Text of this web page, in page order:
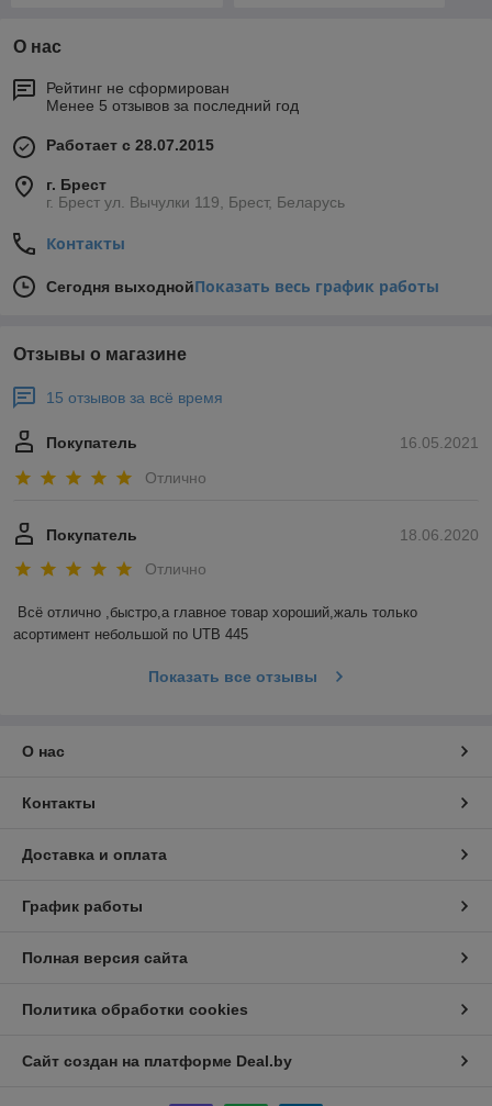
О нас
Рейтинг не сформирован
Менее 5 отзывов за последний год
Работает с 28.07.2015
г. Брест
г. Брест ул. Вычулки 119, Брест, Беларусь
Контакты
Сегодня выходнойПоказать весь график работы
Отзывы о магазине
15 отзывов за всё время
16.05.2021
Покупатель
Отлично
18.06.2020
Покупатель
Отлично
Всё отлично ,быстро,а главное товар хороший,жаль только
асортимент небольшой по UTB 445
Показать все отзывы
О нас
Контакты
Доставка и оплата
График работы
Полная версия сайта
Политика обработки cookies
Сайт создан на платформе Deal.by